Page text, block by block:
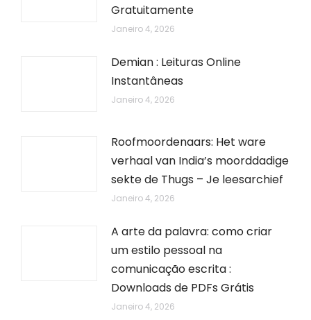
Gratuitamente
Janeiro 4, 2026
Demian : Leituras Online
Instantâneas
Janeiro 4, 2026
Roofmoordenaars: Het ware
verhaal van India’s moorddadige
sekte de Thugs – Je leesarchief
Janeiro 4, 2026
A arte da palavra: como criar
um estilo pessoal na
comunicação escrita :
Downloads de PDFs Grátis
Janeiro 4, 2026